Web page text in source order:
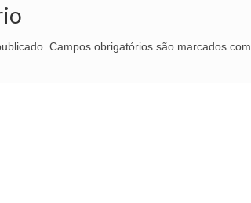
Campos obrigatórios são marcados com